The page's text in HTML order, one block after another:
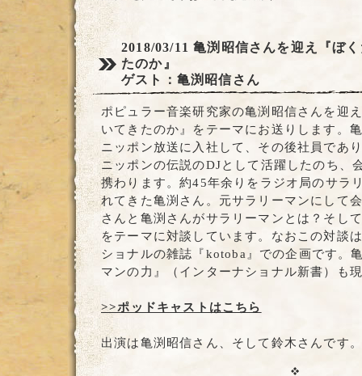
2018/03/11亀渕昭信さんを迎え『ぼ
たのか』
ゲスト：亀渕昭信さん
ポピュラー音楽研究家の亀渕昭信さんを迎
いてきたのか』をテーマにお送りします。
ニッポン放送に入社して、その後社員であ
ニッポンの伝説のDJとして活躍したのち、
携わります。約45年余りをラジオ局のサラ
れてきた亀渕さん。元サラリーマンにして
さんと亀渕さんがサラリーマンとは？そし
をテーマに対談しています。なおこの対談
ショナルの雑誌『kotoba』での企画です。
マンの力』（インターナショナル新書）も
>>ポッドキャストはこちら
出演は亀渕昭信さん、そして鈴木さんです。